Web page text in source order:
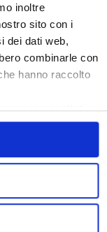
inoltre
sito con i
dei dati web,
combinarle con
hanno raccolto
accettati
Cerca